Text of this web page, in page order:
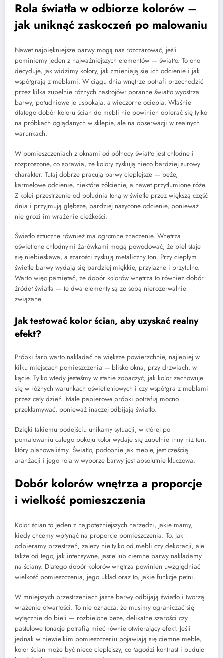
Rola światła w odbiorze kolorów –
jak uniknąć zaskoczeń po malowaniu
Nawet najpiękniejsze barwy mogą nas rozczarować, jeśli
pominiemy jeden z najważniejszych elementów — światło. To ono
decyduje, jak widzimy kolory, jak zmieniają się ich odcienie i jak
współgrają z meblami. W ciągu dnia wnętrze potrafi przechodzić
przez kilka zupełnie różnych nastrojów: poranne światło wyostrza
barwy, południowe je uspokaja, a wieczorne ociepla. Właśnie
dlatego dobór koloru ścian do mebli nie powinien opierać się tylko
na próbkach oglądanych w sklepie, ale na obserwacji w realnych
warunkach.
W pomieszczeniach z oknami od północy światło jest chłodne i
rozproszone, co sprawia, że kolory zyskują nieco bardziej surowy
charakter. Tutaj dobrze pracują barwy cieplejsze — beże,
karmelowe odcienie, niektóre żółcienie, a nawet przytłumione róże.
Z kolei przestrzenie od południa toną w świetle przez większą część
dnia i przyjmują głębsze, bardziej nasycone odcienie, ponieważ
nie grozi im wrażenie ciężkości.
Światło sztuczne również ma ogromne znaczenie. Wnętrza
oświetlone chłodnymi żarówkami mogą powodować, że biel staje
się niebieskawa, a szarości zyskują metaliczny ton. Przy ciepłym
świetle barwy wydają się bardziej miękkie, przyjazne i przytulne.
Warto więc pamiętać, że dobór kolorów wnętrza to również dobór
źródeł światła — te dwa elementy są ze sobą nierozerwalnie
związane.
Jak testować kolor ścian, aby uzyskać realny
efekt?
Próbki farb warto nakładać na większe powierzchnie, najlepiej w
kilku miejscach pomieszczenia — blisko okna, przy drzwiach, w
kącie. Tylko wtedy jesteśmy w stanie zobaczyć, jak kolor zachowuje
się w różnych warunkach oświetleniowych i czy współgra z meblami
przez cały dzień. Małe papierowe próbki potrafią mocno
przekłamywać, ponieważ inaczej odbijają światło.
Dzięki takiemu podejściu unikamy sytuacji, w której po
pomalowaniu całego pokoju kolor wydaje się zupełnie inny niż ten,
który planowaliśmy. Światło, podobnie jak meble, jest częścią
aranżacji i jego rola w wyborze barwy jest absolutnie kluczowa.
Dobór kolorów wnętrza a proporcje
i wielkość pomieszczenia
Kolor ścian to jeden z najpotężniejszych narzędzi, jakie mamy,
kiedy chcemy wpłynąć na proporcje pomieszczenia. To, jak
odbieramy przestrzeń, zależy nie tylko od mebli czy dekoracji, ale
także od tego, jak intensywne, jasne lub ciemne barwy nakładamy
na ściany. Dlatego dobór kolorów wnętrza powinien uwzględniać
wielkość pomieszczenia, jego układ oraz to, jakie funkcje pełni.
W mniejszych przestrzeniach jasne barwy odbijają światło i tworzą
wrażenie otwartości. To nie oznacza, że musimy ograniczać się
wyłącznie do bieli — rozbielone beże, delikatne szarości czy
pastelowe tonacje potrafią mieć równie otwierający efekt. Jeśli
jednak w niewielkim pomieszczeniu pojawiają się ciemne meble,
kolor ścian może być nieco cieplejszy, co łagodzi kontrast i buduje